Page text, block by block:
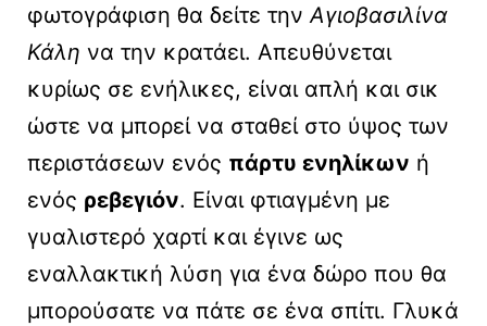
φωτογράφιση θα δείτε τηνΑγιοβασιλίνα
Κάλη να την κρατάει. Απευθύνεται
κυρίως σε ενήλικες, είναι απλή και σικ
ώστε να μπορεί να σταθεί στο ύψος των
περιστάσεων ενός πάρτυ ενηλίκων ή
ενός ρεβεγιόν. Είναι φτιαγμένη με
γυαλιστερό χαρτί και έγινε ως
εναλλακτική λύση για ένα δώρο που θα
μπορούσατε να πάτε σε ένα σπίτι. Γλυκά